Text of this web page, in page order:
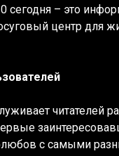
сегодня – это
центр для
читателей
с самыми